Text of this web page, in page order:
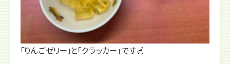
「りんごゼリー」と「クラッカー」です🍎